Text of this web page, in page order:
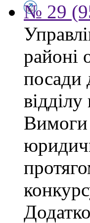
№ 29
районі
посади
Вимоги